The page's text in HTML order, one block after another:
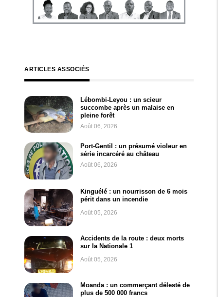
ARTICLES ASSOCIÉS
Lébombi-Leyou : un scieur
succombe après un malaise en
pleine forêt
Août 06, 2026
Port-Gentil : un présumé violeur en
série incarcéré au château
Août 06, 2026
Kinguélé : un nourrisson de 6 mois
périt dans un incendie
Août 05, 2026
Accidents de la route : deux morts
sur la Nationale 1
Août 05, 2026
Moanda : un commerçant délesté de
plus de 500 000 francs